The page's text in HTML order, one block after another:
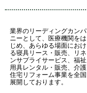
業界のリーディングカンパ
ニーとして、医療機関をは
じめ、あらゆる場面におけ
る寝具リース・販売、リネ
ンサプライサービス、福祉
用具レンタル・販売、介護
住宅リフォーム事業を全国
展開しております。